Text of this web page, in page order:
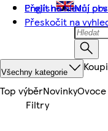
Přejít na hlavní
Přeskočit na
English Můj
Všechny kategorie
Top výběrNovinky